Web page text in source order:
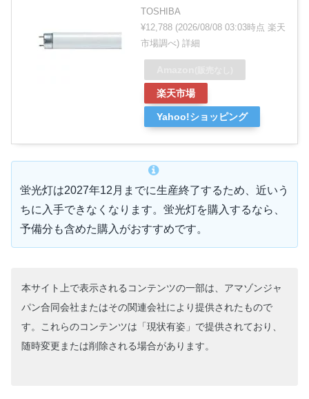
TOSHIBA
¥12,788 (2026/08/08 03:03時点 楽天
市場調べ) 詳細
楽天市場
Yahoo!ショッピング
蛍光灯は2027年12月までに生産終了するため、近いう
ちに入手できなくなります。蛍光灯を購入するなら、
予備分も含めた購入がおすすめです。
本サイト上で表示されるコンテンツの一部は、アマゾンジャ
パン合同会社またはその関連会社により提供されたもので
す。これらのコンテンツは「現状有姿」で提供されており、
随時変更または削除される場合があります。